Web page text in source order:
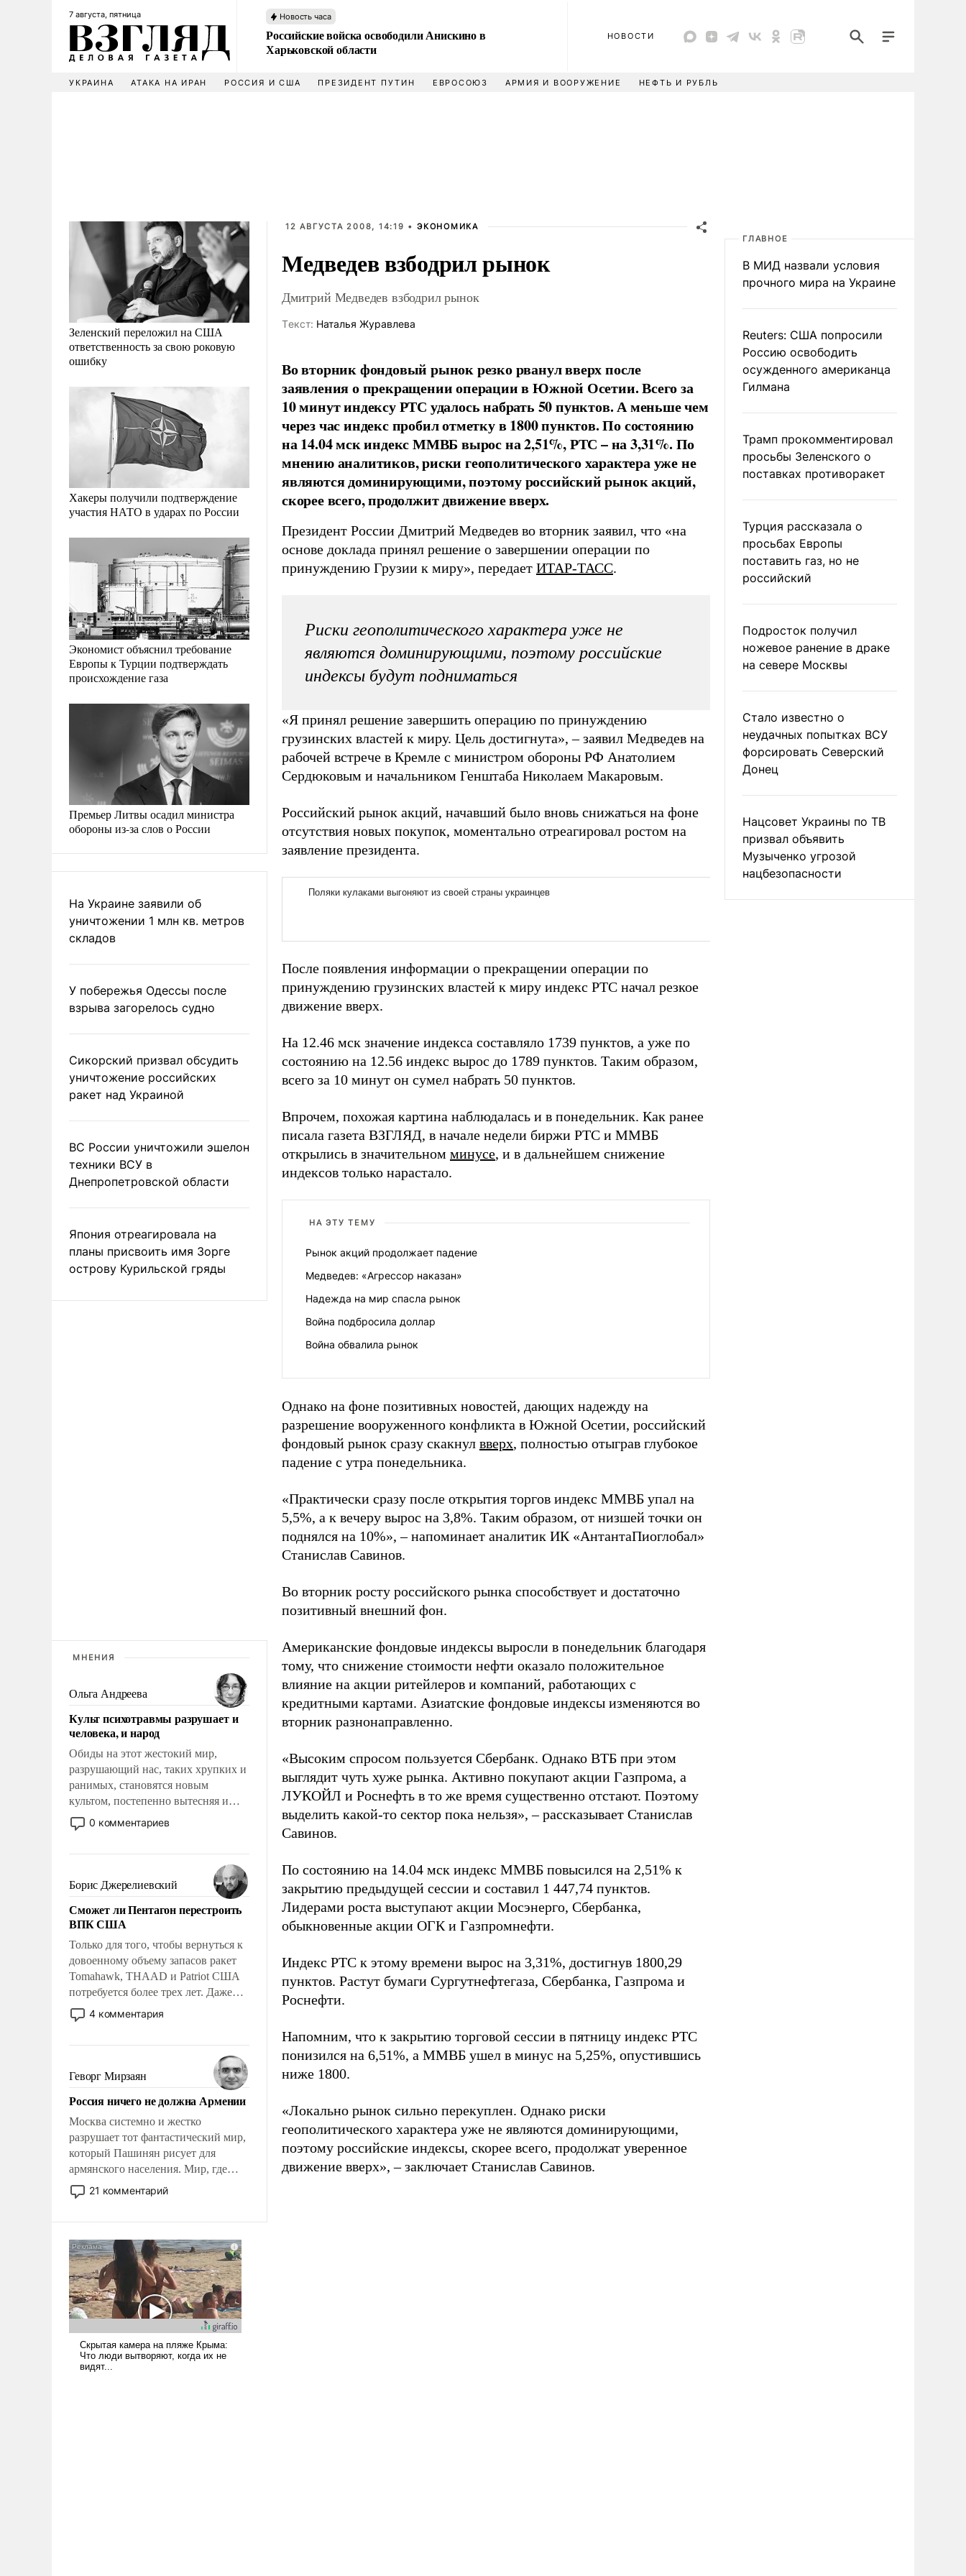
7 августа, пятница Новость часа
Российские войска освободили Анискино в
Харьковской области
НОВОСТИ
УКРАИНА АТАКА НА ИРАН РОССИЯ И США ПРЕЗИДЕНТ ПУТИН ЕВРОСОЮЗ АРМИЯ И ВООРУЖЕНИЕ НЕФТЬ И РУБЛЬ
Зеленский переложил на США
ответственность за свою роковую
ошибку
Хакеры получили подтверждение
участия НАТО в ударах по России
Экономист объяснил требование
Европы к Турции подтверждать
происхождение газа
Премьер Литвы осадил министра
обороны из-за слов о России
На Украине заявили об
уничтожении 1 млн кв. метров
складов
У побережья Одессы после
взрыва загорелось судно
Сикорский призвал обсудить
уничтожение российских
ракет над Украиной
ВС России уничтожили эшелон
техники ВСУ в
Днепропетровской области
Япония отреагировала на
планы присвоить имя Зорге
острову Курильской гряды
МНЕНИЯ
Ольга Андреева
Культ психотравмы разрушает и
человека, и народ
Обиды на этот жестокий мир,
разрушающий нас, таких хрупких и
ранимых, становятся новым
культом, постепенно вытесняя и
отменяя традиционное требование к
человеку – быть мужественным и
на себя ответственность, помогать
слабым, идти вперед и
адаптироваться.
0 комментариев
Борис Джерелиевский
Сможет ли Пентагон перестроить
ВПК США
Только для того, чтобы вернуться к
довоенному объему запасов ракет
Tomahawk, THAAD и Patriot США
потребуется более трех лет. Даже
небольшая война с Ираном
опустошила американские
уязвимости США, например, перед
Китаем.
4 комментария
Геворг Мирзаян
Россия ничего не должна Армении
Москва системно и жестко
разрушает тот фантастический мир,
который Пашинян рисует для
армянского населения. Мир, где
политические прожекты будут
безусловно оплачиваться за счет
нужно отвечать.
21 комментарий
12 АВГУСТА 2008, 14:19 • ЭКОНОМИКА
Медведев взбодрил рынок
Дмитрий Медведев взбодрил рынок
Tекст: Наталья Журавлева
Во вторник фондовый рынок резко рванул вверх после
заявления о прекращении операции в Южной Осетии. Всего за
10 минут индексу РТС удалось набрать 50 пунктов. А меньше чем
через час индекс пробил отметку в 1800 пунктов. По состоянию
на 14.04 мск индекс ММВБ вырос на 2,51%, РТС – на 3,31%. По
мнению аналитиков, риски геополитического характера уже не
являются доминирующими, поэтому российский рынок акций,
скорее всего, продолжит движение вверх.
Президент России Дмитрий Медведев во вторник заявил, что «на
основе доклада принял решение о завершении операции по
принуждению Грузии к миру», передает ИТАР-ТАСС.
Риски геополитического характера уже не
являются доминирующими, поэтому российские
индексы будут подниматься
«Я принял решение завершить операцию по принуждению
грузинских властей к миру. Цель достигнута», – заявил Медведев на
рабочей встрече в Кремле с министром обороны РФ Анатолием
Сердюковым и начальником Генштаба Николаем Макаровым.
Российский рынок акций, начавший было вновь снижаться на фоне
отсутствия новых покупок, моментально отреагировал ростом на
заявление президента.
После появления информации о прекращении операции по
принуждению грузинских властей к миру индекс РТС начал резкое
движение вверх.
На 12.46 мск значение индекса составляло 1739 пунктов, а уже по
состоянию на 12.56 индекс вырос до 1789 пунктов. Таким образом,
всего за 10 минут он сумел набрать 50 пунктов.
Впрочем, похожая картина наблюдалась и в понедельник. Как ранее
писала газета ВЗГЛЯД, в начале недели биржи РТС и ММВБ
открылись в значительном минусе, и в дальнейшем снижение
индексов только нарастало.
НА ЭТУ ТЕМУ
Рынок акций продолжает падение
Медведев: «Агрессор наказан»
Надежда на мир спасла рынок
Война подбросила доллар
Война обвалила рынок
Однако на фоне позитивных новостей, дающих надежду на
разрешение вооруженного конфликта в Южной Осетии, российский
фондовый рынок сразу скакнул вверх, полностью отыграв глубокое
падение с утра понедельника.
«Практически сразу после открытия торгов индекс ММВБ упал на
5,5%, а к вечеру вырос на 3,8%. Таким образом, от низшей точки он
поднялся на 10%», – напоминает аналитик ИК «АнтантаПиоглобал»
Станислав Савинов.
Во вторник росту российского рынка способствует и достаточно
позитивный внешний фон.
Американские фондовые индексы выросли в понедельник благодаря
тому, что снижение стоимости нефти оказало положительное
влияние на акции ритейлеров и компаний, работающих с
кредитными картами. Азиатские фондовые индексы изменяются во
вторник разнонаправленно.
«Высоким спросом пользуется Сбербанк. Однако ВТБ при этом
выглядит чуть хуже рынка. Активно покупают акции Газпрома, а
ЛУКОЙЛ и Роснефть в то же время существенно отстают. Поэтому
выделить какой-то сектор пока нельзя», – рассказывает Станислав
Савинов.
По состоянию на 14.04 мск индекс ММВБ повысился на 2,51% к
закрытию предыдущей сессии и составил 1 447,74 пунктов.
Лидерами роста выступают акции Мосэнерго, Сбербанка,
обыкновенные акции ОГК и Газпромнефти.
Индекс РТС к этому времени вырос на 3,31%, достигнув 1800,29
пунктов. Растут бумаги Сургутнефтегаза, Сбербанка, Газпрома и
Роснефти.
Напомним, что к закрытию торговой сессии в пятницу индекс РТС
понизился на 6,51%, а ММВБ ушел в минус на 5,25%, опустившись
ниже 1800.
«Локально рынок сильно перекуплен. Однако риски
геополитического характера уже не являются доминирующими,
поэтому российские индексы, скорее всего, продолжат уверенное
движение вверх», – заключает Станислав Савинов.
ГЛАВНОЕ
В МИД назвали условия
прочного мира на Украине
Reuters: США попросили
Россию освободить
осужденного американца
Гилмана
Трамп прокомментировал
просьбы Зеленского о
поставках противоракет
Турция рассказала о
просьбах Европы
поставить газ, но не
российский
Подросток получил
ножевое ранение в драке
на севере Москвы
Стало известно о
неудачных попытках ВСУ
форсировать Северский
Донец
Нацсовет Украины по ТВ
призвал объявить
Музыченко угрозой
нацбезопасности